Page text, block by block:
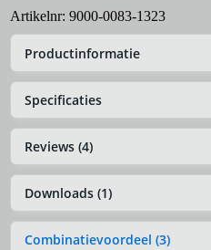
Artikelnr: 9000-0083-1323
Productinformatie
Specificaties
Reviews (4)
Downloads (1)
Combinatievoordeel (3)